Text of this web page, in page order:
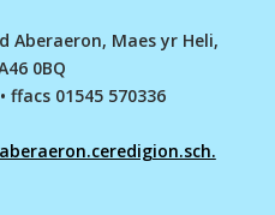
Aberaeron, Maes yr Heli,
0BQ
• ffacs 01545 570336